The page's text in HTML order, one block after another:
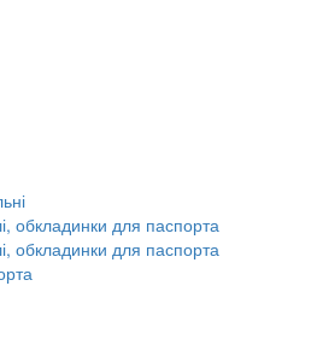
обкладинки для паспорта
обкладинки для паспорта